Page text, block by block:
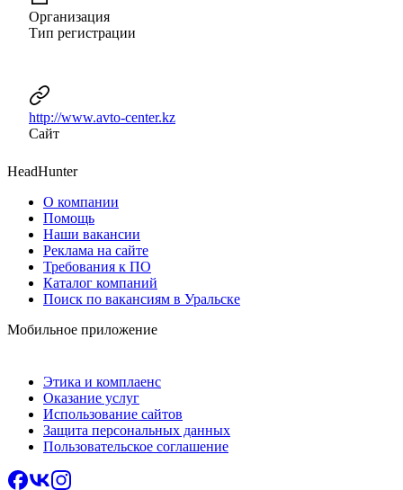
Организация
Тип регистрации
http://www.avto-center.kz
Сайт
HeadHunter
О компании
Помощь
Наши вакансии
Реклама на сайте
Требования к ПО
Каталог компаний
Поиск по вакансиям в Уральске
Мобильное приложение
Этика и комплаенс
Оказание услуг
Использование сайтов
Защита персональных данных
Пользовательское соглашение